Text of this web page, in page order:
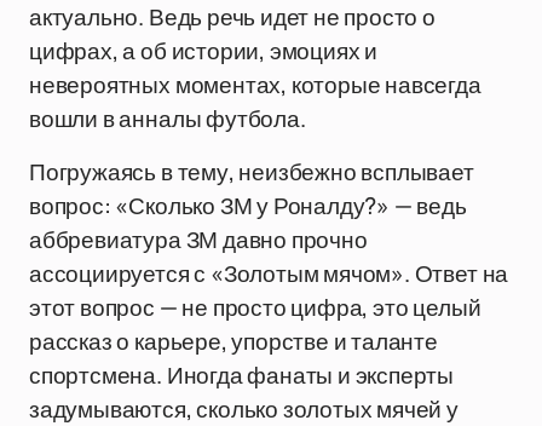
актуально. Ведь речь идет не просто о
цифрах, а об истории, эмоциях и
невероятных моментах, которые навсегда
вошли в анналы футбола.
Погружаясь в тему, неизбежно всплывает
вопрос: «Сколько ЗМ у Роналду?» — ведь
аббревиатура ЗМ давно прочно
ассоциируется с «Золотым мячом». Ответ на
этот вопрос — не просто цифра, это целый
рассказ о карьере, упорстве и таланте
спортсмена. Иногда фанаты и эксперты
задумываются, сколько золотых мячей у